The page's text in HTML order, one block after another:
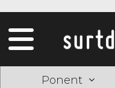
Ponent